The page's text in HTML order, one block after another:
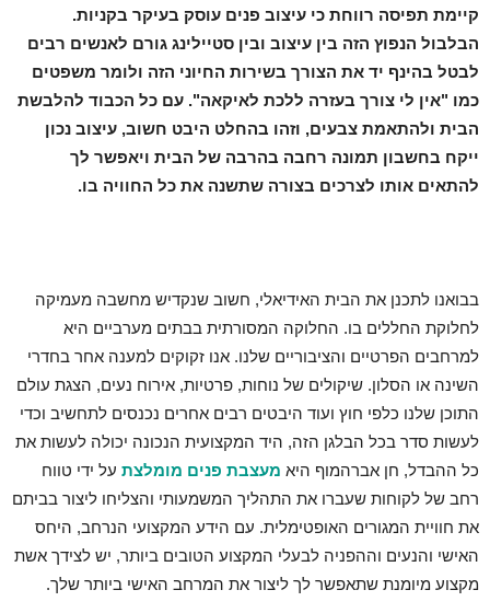
קיימת תפיסה רווחת כי עיצוב פנים עוסק בעיקר בקניות.
הבלבול הנפוץ הזה בין עיצוב ובין סטיילינג גורם לאנשים רבים
לבטל בהינף יד את הצורך בשירות החיוני הזה ולומר משפטים
כמו "אין לי צורך בעזרה ללכת לאיקאה". עם כל הכבוד להלבשת
הבית ולהתאמת צבעים, וזהו בהחלט היבט חשוב, עיצוב נכון
ייקח בחשבון תמונה רחבה בהרבה של הבית ויאפשר לך
להתאים אותו לצרכים בצורה שתשנה את כל החוויה בו.
בבואנו לתכנן את הבית האידיאלי, חשוב שנקדיש מחשבה מעמיקה
לחלוקת החללים בו. החלוקה המסורתית בבתים מערביים היא
למרחבים הפרטיים והציבוריים שלנו. אנו זקוקים למענה אחר בחדרי
השינה או הסלון. שיקולים של נוחות, פרטיות, אירוח נעים, הצגת עולם
התוכן שלנו כלפי חוץ ועוד היבטים רבים אחרים נכנסים לתחשיב וכדי
לעשות סדר בכל הבלגן הזה, היד המקצועית הנכונה יכולה לעשות את
כל ההבדל, חן אברהמוף היא מעצבת פנים מומלצת על ידי טווח
רחב של לקוחות שעברו את התהליך המשמעותי והצליחו ליצור בביתם
את חוויית המגורים האופטימלית. עם הידע המקצועי הנרחב, היחס
האישי והנעים וההפניה לבעלי המקצוע הטובים ביותר, יש לצידך אשת
מקצוע מיומנת שתאפשר לך ליצור את המרחב האישי ביותר שלך.